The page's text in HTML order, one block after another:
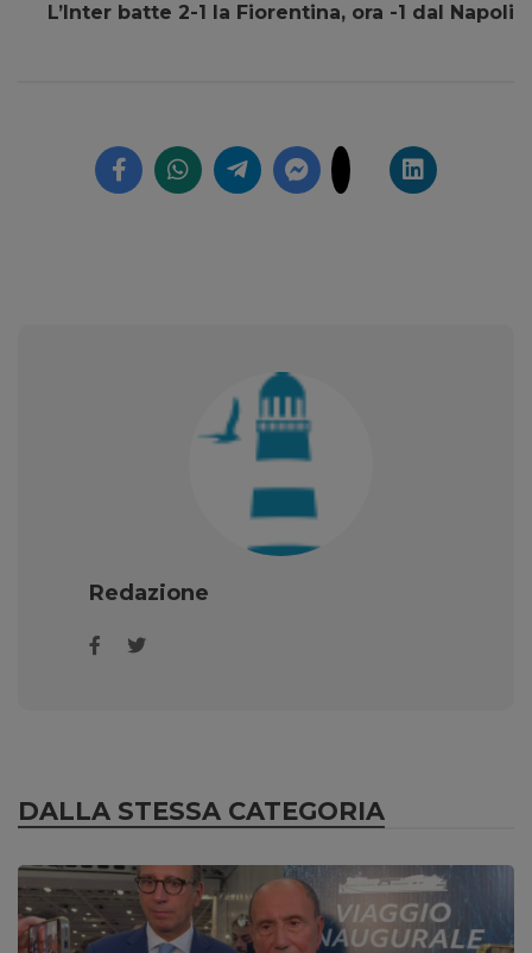
L’Inter batte 2-1 la Fiorentina, ora -1 dal Napoli
Redazione
DALLA STESSA CATEGORIA